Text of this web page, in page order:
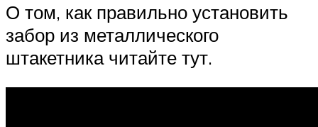
О том, как правильно установить
забор из металлического
штакетника читайте тут.